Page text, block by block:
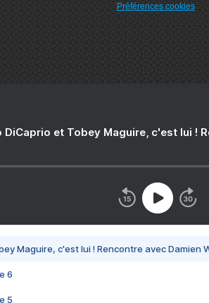
Préférences cookies
DiCaprio et Tobey Maguire, c'est lui !
Maguire, c'est lui ! Rencontre avec Damien
6
5